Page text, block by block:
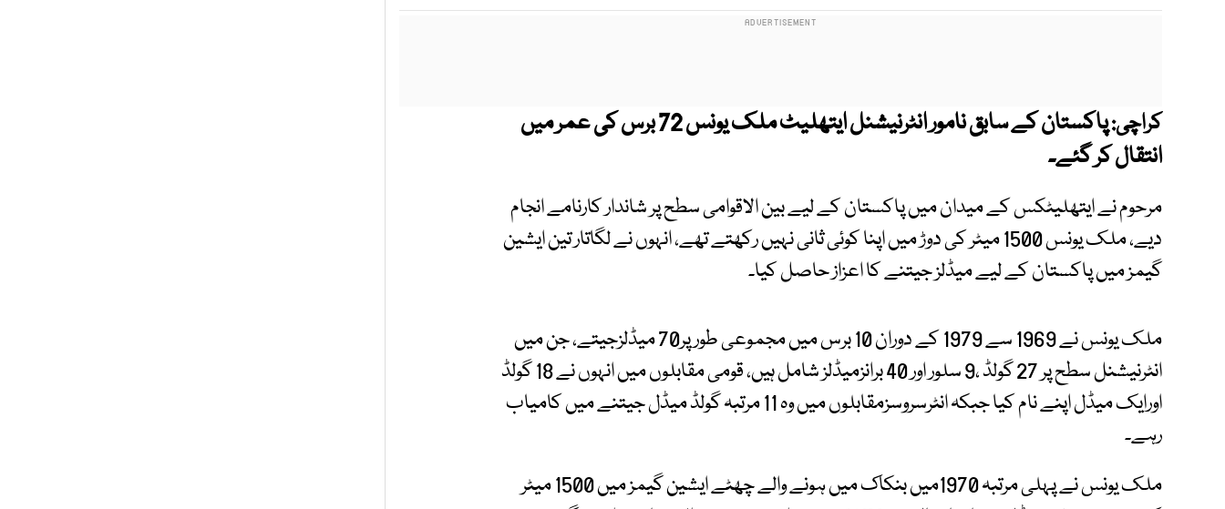
کراچی:
پاکستان کے سابق نامور انٹرنیشنل ایتھلیٹ ملک یونس 72 برس کی عمر میں
انتقال کر گئے۔
مرحوم نے ایتھلیٹکس کے میدان میں پاکستان کے لیے بین الاقوامی سطح پر شاندار کارنامے انجام
دیے، ملک یونس 1500 میٹر کی دوڑ میں اپنا کوئی ثانی نہیں رکھتے تھے، انہوں نے لگاتار تین ایشین
گیمز میں پاکستان کے لیے میڈلز جیتنے کا اعزاز حاصل کیا۔
ملک یونس نے 1969 سے 1979 کے دوران 10 برس میں مجموعی طورپر70 میڈلزجیتے، جن میں
انٹرنیشنل سطح پر 27 گولڈ ،9 سلور اور 40 برانزمیڈلز شامل ہیں، قومی مقابلوں میں انہوں نے 18 گولڈ
اورایک میڈل اپنے نام کیا جبکہ انٹرسروسزمقابلوں میں وہ 11 مرتبہ گولڈ میڈل جیتنے میں کامیاب
رہے۔
ملک یونس نے پہلی مرتبہ 1970میں بنکاک میں ہونے والے چھٹے ایشین گیمز میں 1500 میٹر